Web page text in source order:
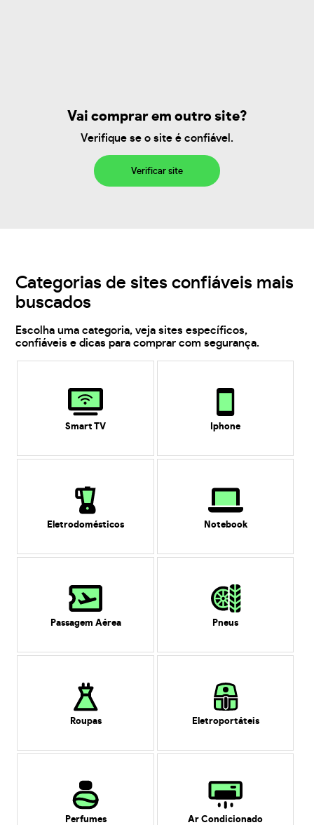
Vai comprar em outro site?
Verifique se o site é confiável.
Verificar site
Categorias de sites confiáveis mais
buscados
Escolha uma categoria, veja sites específicos,
confiáveis e dicas para comprar com segurança.
Smart TV Iphone
Eletrodomésticos Notebook
Passagem Aérea Pneus
Roupas Eletroportáteis
Perfumes Ar Condicionado